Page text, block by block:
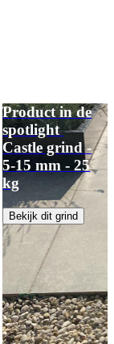
Product in de
spotlight
Castle grind -
5-15 mm - 25
kg
Bekijk dit grind